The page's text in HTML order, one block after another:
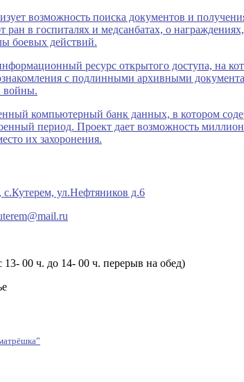
ул.Нефтяников д.6
00 ч. до 14- 00 ч. перерыв на обед)